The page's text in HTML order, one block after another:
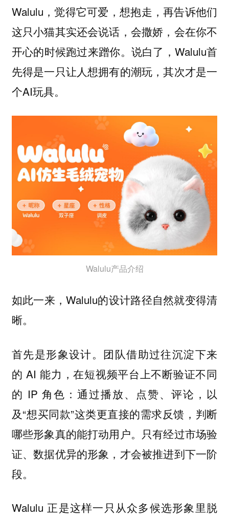
Walulu，觉得它可爱，想抱走，再告诉他们
这只小猫其实还会说话，会撒娇，会在你不
开心的时候跑过来蹭你。说白了，Walulu首
先得是一只让人想拥有的潮玩，其次才是一
个AI玩具。
Walulu产品介绍
如此一来，Walulu的设计路径自然就变得清
晰。
首先是形象设计。团队借助过往沉淀下来
的 AI 能力，在短视频平台上不断验证不同
的 IP 角色：通过播放、点赞、评论，以
及“想买同款”这类更直接的需求反馈，判断
哪些形象真的能打动用户。只有经过市场验
证、数据优异的形象，才会被推进到下一阶
段。
Walulu 正是这样一只从众多候选形象里脱